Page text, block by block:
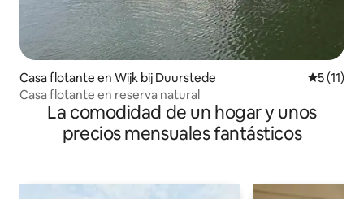
Casa flotante en Wijk bij Duurstede
5 (11)
Casa flotante en reserva natural
La comodidad de un hogar y unos
precios mensuales fantásticos